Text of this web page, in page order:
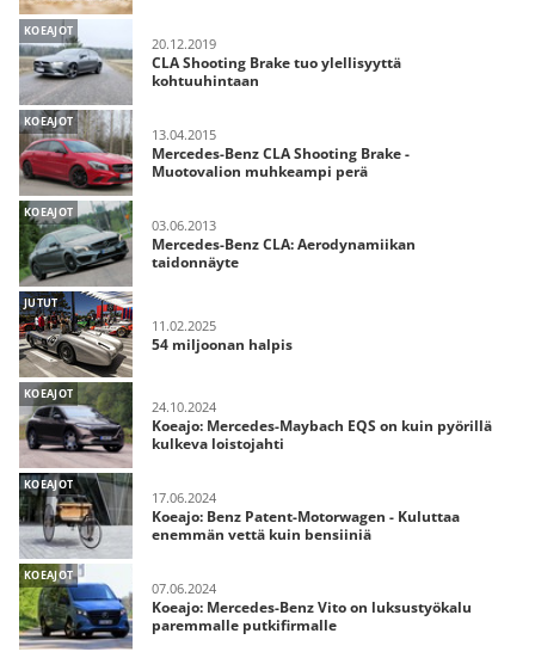
KOEAJOT
20.12.2019
CLA Shooting Brake tuo ylellisyyttä
kohtuuhintaan
KOEAJOT
13.04.2015
Mercedes-Benz CLA Shooting Brake -
Muotovalion muhkeampi perä
KOEAJOT
03.06.2013
Mercedes-Benz CLA: Aerodynamiikan
taidonnäyte
JUTUT
11.02.2025
54 miljoonan halpis
KOEAJOT
24.10.2024
Koeajo: Mercedes-Maybach EQS on kuin pyörillä
kulkeva loistojahti
KOEAJOT
17.06.2024
Koeajo: Benz Patent-Motorwagen - Kuluttaa
enemmän vettä kuin bensiiniä
KOEAJOT
07.06.2024
Koeajo: Mercedes-Benz Vito on luksustyökalu
paremmalle putkifirmalle